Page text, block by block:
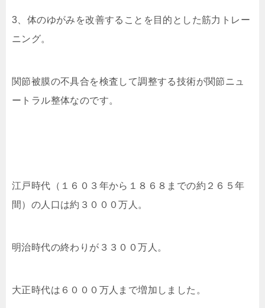
3、体のゆがみを改善することを目的とした筋力トレー
ニング。
関節被膜の不具合を検査して調整する技術が関節ニュ
ートラル整体なのです。
江戸時代（１６０３年から１８６８までの約２６５年
間）の人口は約３０００万人。
明治時代の終わりが３３００万人。
大正時代は６０００万人まで増加しました。